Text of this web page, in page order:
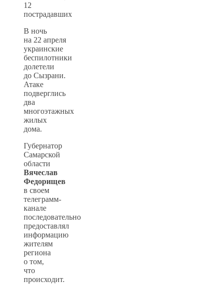
В ночь
на 22 апреля
украинские
беспилотники
долетели
до Сызрани.
Атаке
подверглись
два
многоэтажных
жилых
дома.
Губернатор
Самарской
области
Вячеслав
Федорищев
в своем
телеграмм-
канале
последовательно
предоставлял
информацию
жителям
региона
о том,
что
происходит.